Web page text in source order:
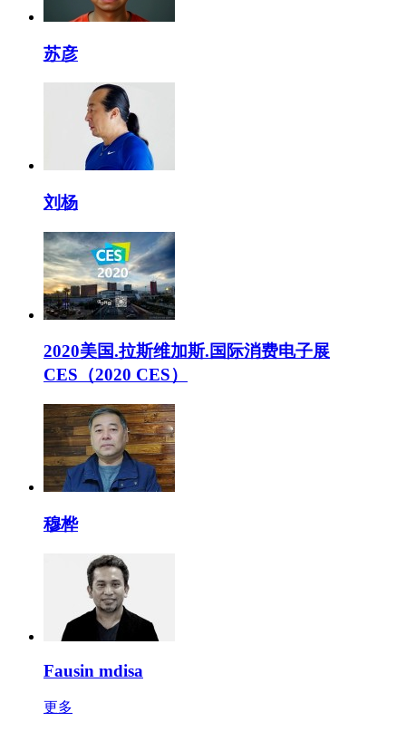
苏彦
刘杨
2020美国.拉斯维加斯.国际消费电子展
CES（2020 CES）
穆桦
Fausin mdisa
更多